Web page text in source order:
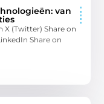
van
X (Twitter) Share on
Share on